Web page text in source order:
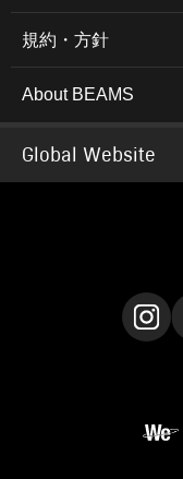
規約・方針
About BEAMS
Global Website